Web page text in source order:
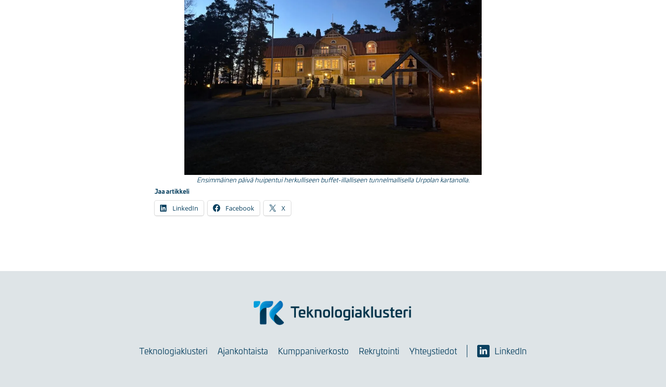
Ensimmäinen päivä huipentui herkulliseen buffet-illalliseen tunnelmallisella Urpolan kartanolla.
Jaa artikkeli
LinkedIn Facebook X
Teknologiaklusteri Ajankohtaista Kumppaniverkosto Rekrytointi Yhteystiedot LinkedIn